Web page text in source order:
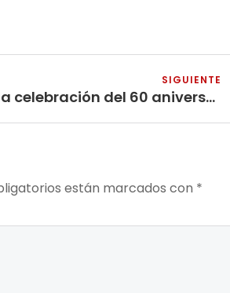
SIGUIENTE
Fue un éxito la celebración del 60 aniversario del X Congreso del Partido Comunista de Colombia (m-l)
están marcados con *